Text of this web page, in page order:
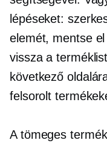
lépéseket:
elemét, mentse
vissza a
következő
felsorolt
A tömeges